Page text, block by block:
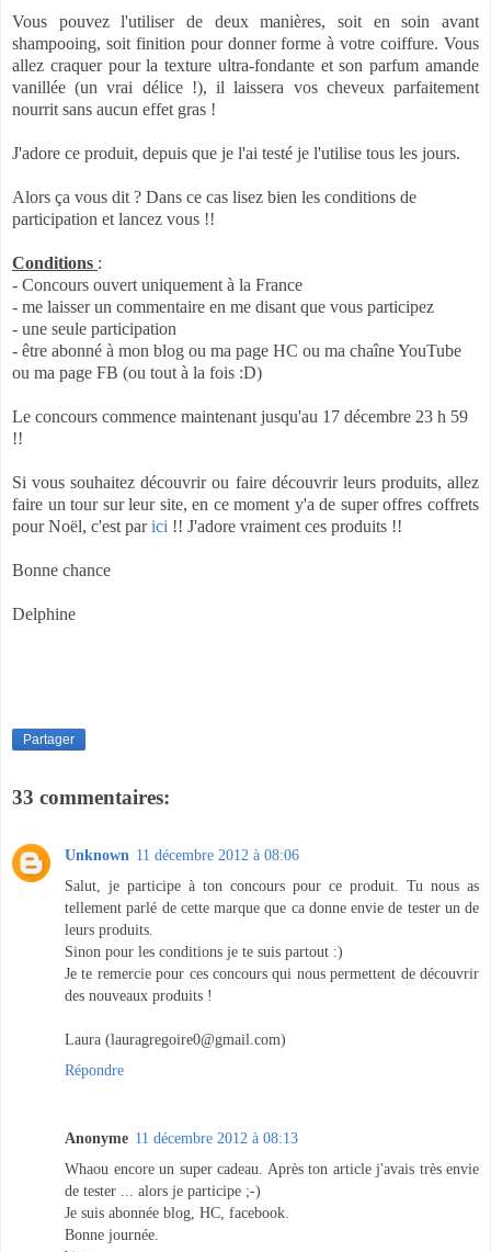
Vous pouvez l'utiliser de deux manières, soit en soin avant
shampooing, soit finition pour donner forme à votre coiffure. Vous
allez craquer pour la texture ultra-fondante et son parfum amande
vanillée (un vrai délice !), il laissera vos cheveux parfaitement
nourrit sans aucun effet gras !
J'adore ce produit, depuis que je l'ai testé je l'utilise tous les jours.
Alors ça vous dit ? Dans ce cas lisez bien les conditions de
participation et lancez vous !!
Conditions :
- Concours ouvert uniquement à la France
- me laisser un commentaire en me disant que vous participez
- une seule participation
- être abonné à mon blog ou ma page HC ou ma chaîne YouTube
ou ma page FB (ou tout à la fois :D)
Le concours commence maintenant jusqu'au 17 décembre 23 h 59
!!
Si vous souhaitez découvrir ou faire découvrir leurs produits, allez
faire un tour sur leur site, en ce moment y'a de super offres coffrets
pour Noël, c'est parici !! J'adore vraiment ces produits !!
Bonne chance
Delphine
Partager
33 commentaires:
Unknown 11 décembre 2012 à 08:06
Salut, je participe à ton concours pour ce produit. Tu nous as
tellement parlé de cette marque que ca donne envie de tester un de
leurs produits.
Sinon pour les conditions je te suis partout :)
Je te remercie pour ces concours qui nous permettent de découvrir
des nouveaux produits !
Laura (lauragregoire0@gmail.com)
Répondre
Anonyme 11 décembre 2012 à 08:13
Whaou encore un super cadeau. Après ton article j'avais très envie
de tester ... alors je participe ;-)
Je suis abonnée blog, HC, facebook.
Bonne journée.